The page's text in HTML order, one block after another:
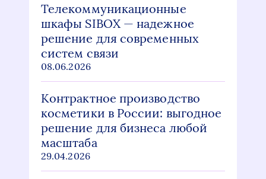
Телекоммуникационные
шкафы SIBOX — надежное
решение для современных
систем связи
08.06.2026
Контрактное производство
косметики в России: выгодное
решение для бизнеса любой
масштаба
29.04.2026